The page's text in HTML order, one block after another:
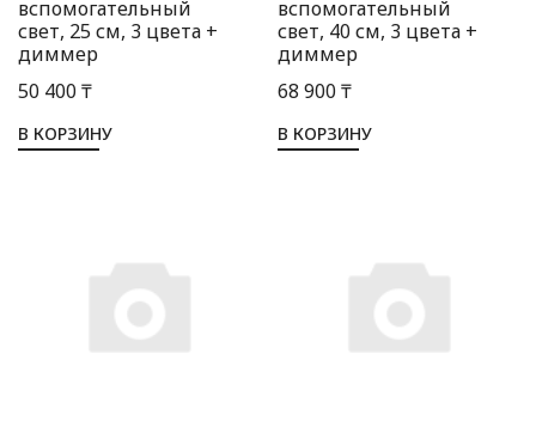
вспомогательный
свет, 25 см, 3 цвета +
диммер
50 400 ₸
В КОРЗИНУ
вспомогательный
свет, 40 см, 3 цвета +
диммер
68 900 ₸
В КОРЗИНУ